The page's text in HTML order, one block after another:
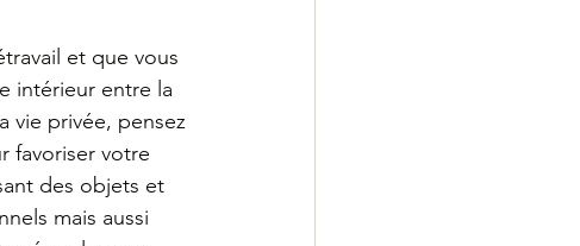
et que vous
intérieur entre la
vie privée, pensez
favoriser votre
des objets et
mais aussi